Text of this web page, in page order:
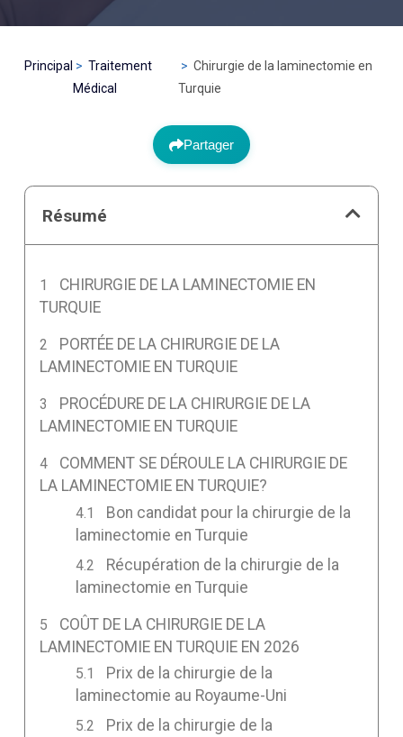
Principal
Traitement
Médical
Chirurgie de la laminectomie en
Turquie
Partager
Résumé
CHIRURGIE DE LA LAMINECTOMIE EN
TURQUIE
PORTÉE DE LA CHIRURGIE DE LA
LAMINECTOMIE EN TURQUIE
PROCÉDURE DE LA CHIRURGIE DE LA
LAMINECTOMIE EN TURQUIE
COMMENT SE DÉROULE LA CHIRURGIE DE
LA LAMINECTOMIE EN TURQUIE?
Bon candidat pour la chirurgie de la
laminectomie en Turquie
Récupération de la chirurgie de la
laminectomie en Turquie
COÛT DE LA CHIRURGIE DE LA
LAMINECTOMIE EN TURQUIE EN 2026
Prix de la chirurgie de la
laminectomie au Royaume-Uni
Prix de la chirurgie de la